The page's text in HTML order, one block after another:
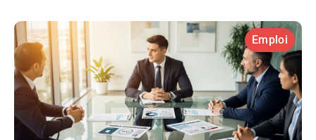
Emploi